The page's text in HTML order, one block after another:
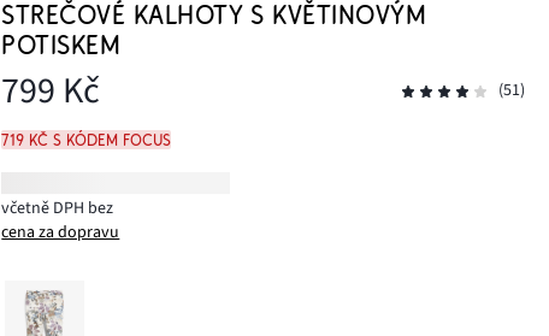
STREČOVÉ KALHOTY S KVĚTINOVÝM
POTISKEM
799 Kč (51)
719 Kč s kódem FOCUS
včetně DPH bez
cena za dopravu